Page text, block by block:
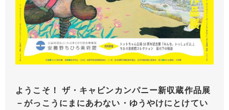
ようこそ！ ザ・キャビンカンパニー新収蔵作品展
－がっこうにまにあわない・ゆうやけにとけてい